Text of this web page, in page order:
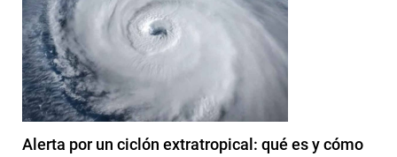
Alerta por un ciclón extratropical: qué es y cómo